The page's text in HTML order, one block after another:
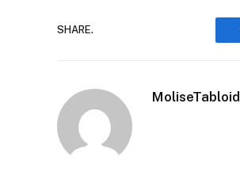
SHARE.
MoliseTabloid